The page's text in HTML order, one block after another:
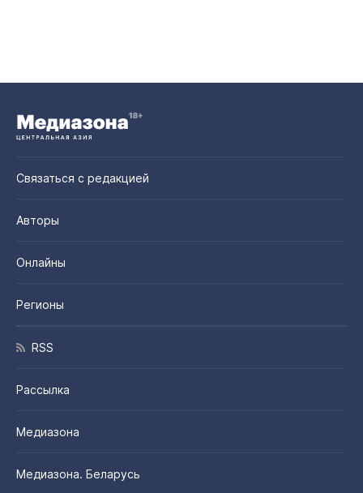
Связаться с редакцией
Авторы
Онлайны
Регионы
RSS
Рассылка
Медиазона
Медиазона. Беларусь